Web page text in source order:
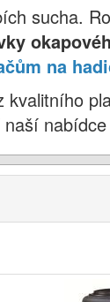
sucha.
na
kvalitního